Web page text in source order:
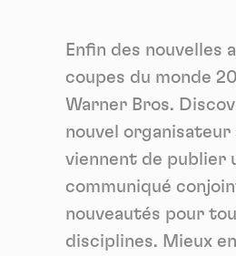
Enfin des nouvelles
coupes du monde
Warner Bros.
nouvel
viennent de publier
communiqué
nouveautés pour
disciplines. Mieux